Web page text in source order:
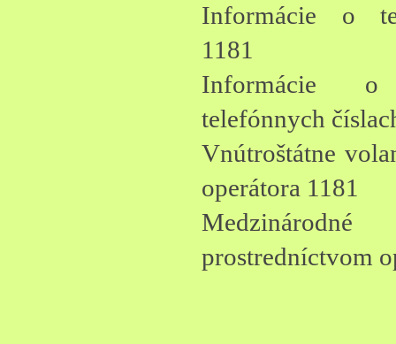
Informácie o
1181
Informácie o
telefónnych
Vnútroštátne
operátora 1181
prostredníctvom